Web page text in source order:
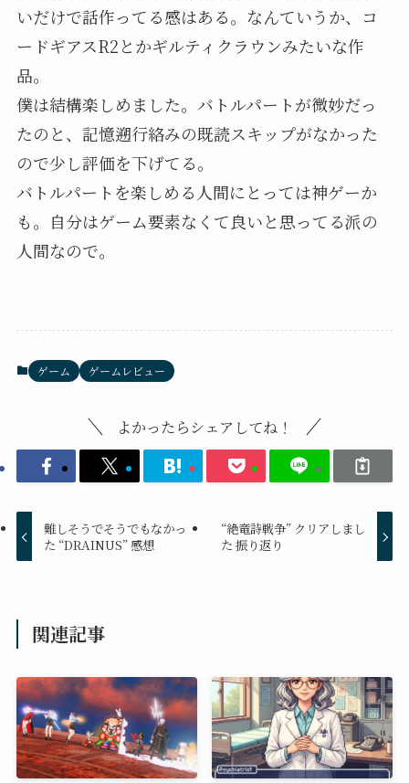
いだけで話作ってる感はある。なんていうか、コ
ードギアスR2とかギルティクラウンみたいな作
品。
僕は結構楽しめました。バトルパートが微妙だっ
たのと、記憶遡行絡みの既読スキップがなかった
ので少し評価を下げてる。
バトルパートを楽しめる人間にとっては神ゲーか
も。自分はゲーム要素なくて良いと思ってる派の
人間なので。
ゲーム ゲームレビュー
よかったらシェアしてね！
難しそうでそうでもなかっ
た “DRAINUS” 感想
“絶竜詩戦争” クリアしまし
た 振り返り
関連記事